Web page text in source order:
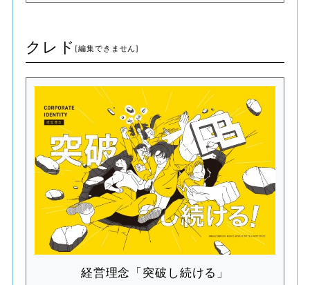
クレド
経営理念「突破し続ける」